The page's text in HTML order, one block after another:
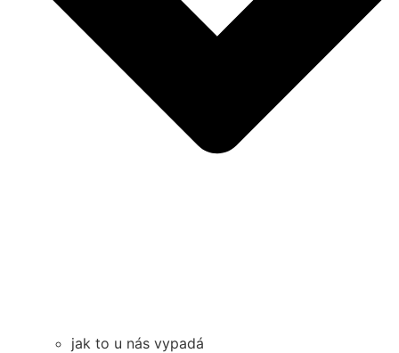
jak to u nás vypadá